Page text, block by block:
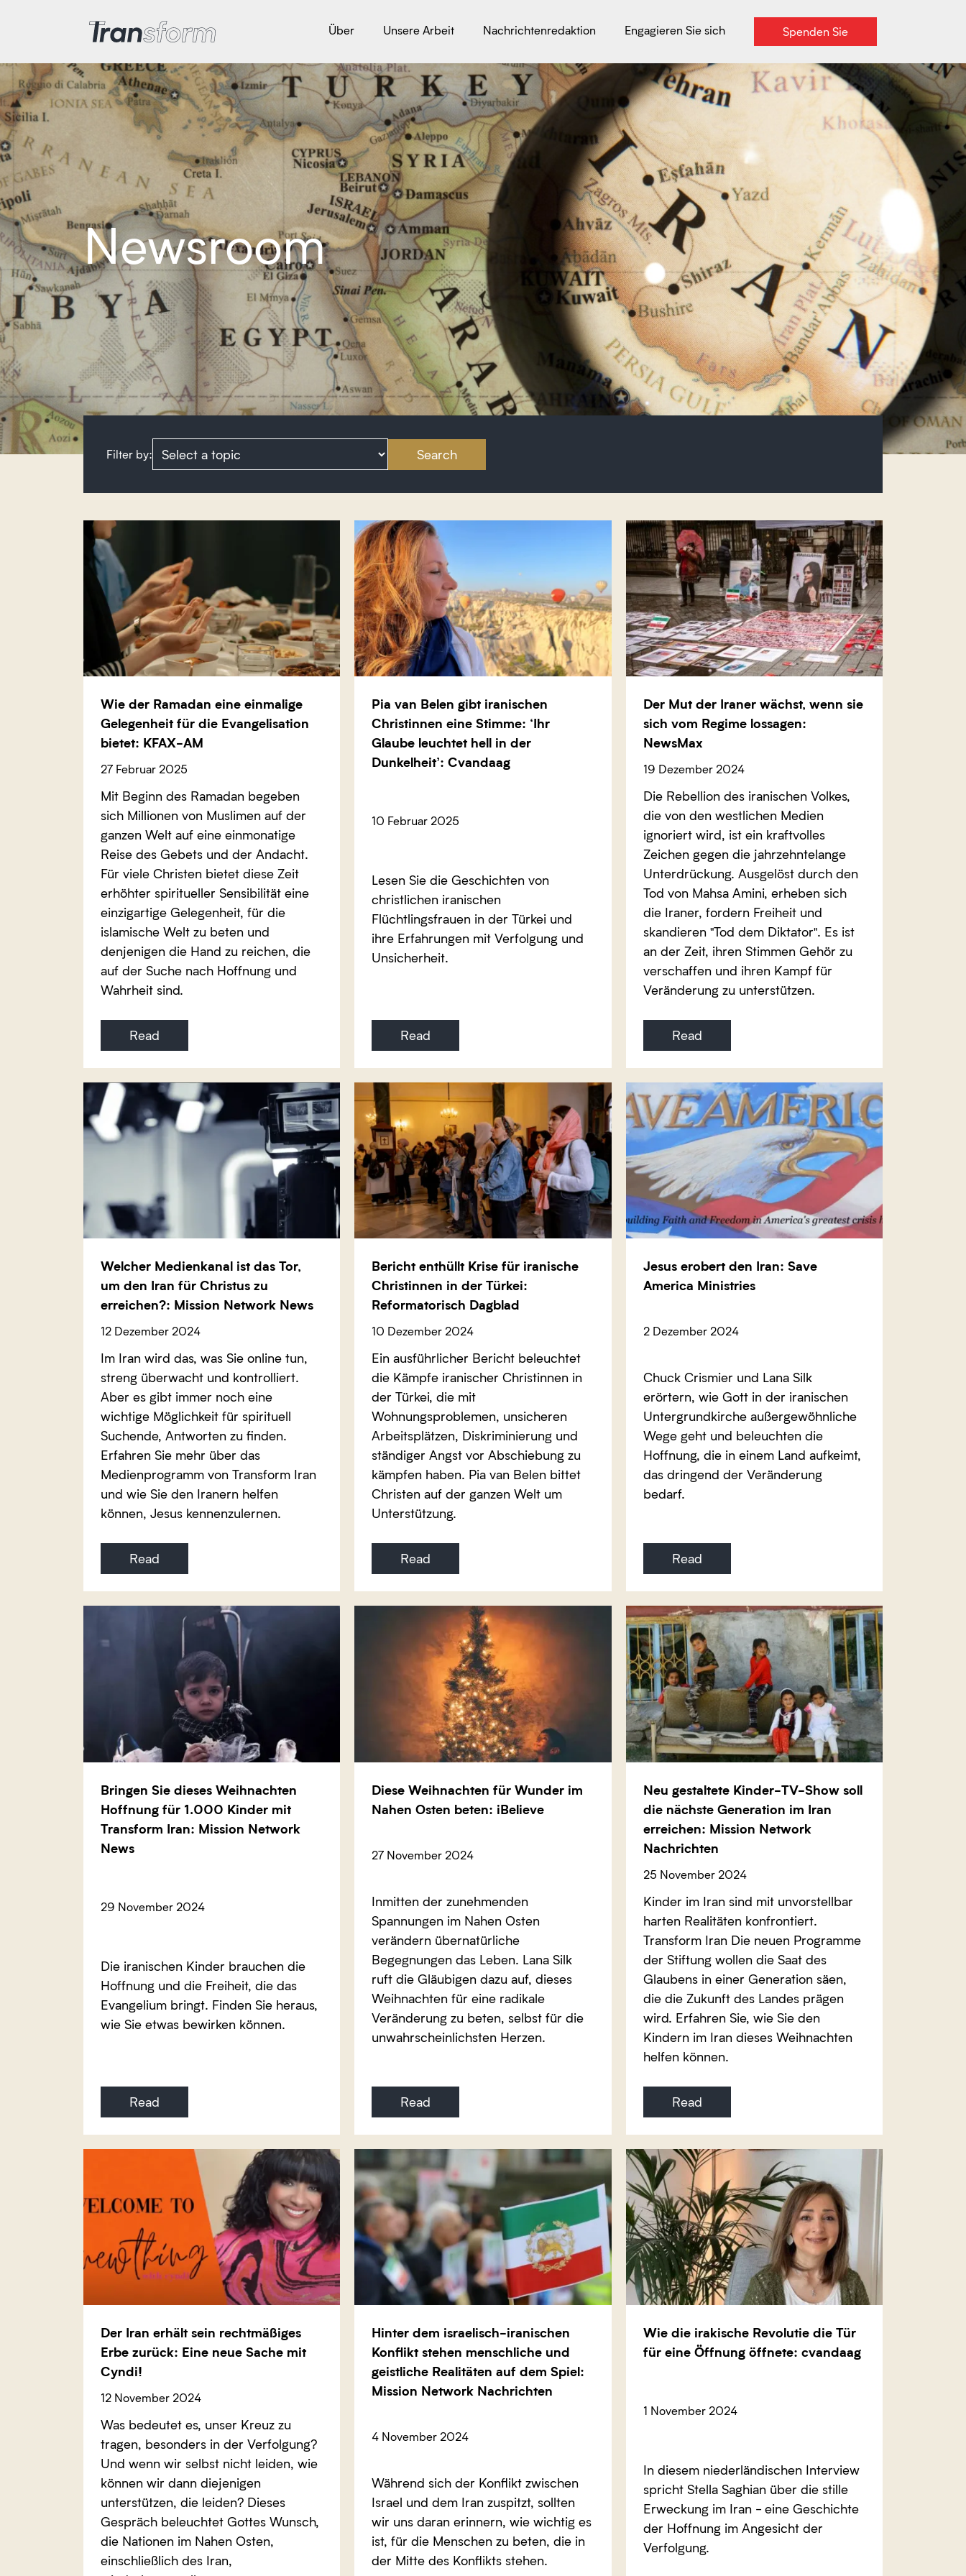
Transform Iran Über Unsere Arbeit Nachrichtenredaktion Engagieren Sie sich Spenden Sie
Newsroom
Filter by: Select a topic to filter by:
Wie der Ramadan eine einmalige
Gelegenheit für die Evangelisation
bietet: KFAX-AM
27 Februar 2025
Mit Beginn des Ramadan begeben
sich Millionen von Muslimen auf der
ganzen Welt auf eine einmonatige
Reise des Gebets und der Andacht.
Für viele Christen bietet diese Zeit
erhöhter spiritueller Sensibilität eine
einzigartige Gelegenheit, für die
islamische Welt zu beten und
denjenigen die Hand zu reichen, die
auf der Suche nach Hoffnung und
Wahrheit sind.
Read
Pia van Belen gibt iranischen
Christinnen eine Stimme: ‘Ihr
Glaube leuchtet hell in der
Dunkelheit’: Cvandaag
10 Februar 2025
Lesen Sie die Geschichten von
christlichen iranischen
Flüchtlingsfrauen in der Türkei und
ihre Erfahrungen mit Verfolgung und
Unsicherheit.
Read
Der Mut der Iraner wächst, wenn sie
sich vom Regime lossagen:
NewsMax
19 Dezember 2024
Die Rebellion des iranischen Volkes,
die von den westlichen Medien
ignoriert wird, ist ein kraftvolles
Zeichen gegen die jahrzehntelange
Unterdrückung. Ausgelöst durch den
Tod von Mahsa Amini, erheben sich
die Iraner, fordern Freiheit und
skandieren "Tod dem Diktator". Es ist
an der Zeit, ihren Stimmen Gehör zu
verschaffen und ihren Kampf für
Veränderung zu unterstützen.
Read
Welcher Medienkanal ist das Tor,
um den Iran für Christus zu
erreichen?: Mission Network News
12 Dezember 2024
Im Iran wird das, was Sie online tun,
streng überwacht und kontrolliert.
Aber es gibt immer noch eine
wichtige Möglichkeit für spirituell
Suchende, Antworten zu finden.
Erfahren Sie mehr über das
Medienprogramm von Transform Iran
und wie Sie den Iranern helfen
können, Jesus kennenzulernen.
Read
Bericht enthüllt Krise für iranische
Christinnen in der Türkei:
Reformatorisch Dagblad
10 Dezember 2024
Ein ausführlicher Bericht beleuchtet
die Kämpfe iranischer Christinnen in
der Türkei, die mit
Wohnungsproblemen, unsicheren
Arbeitsplätzen, Diskriminierung und
ständiger Angst vor Abschiebung zu
kämpfen haben. Pia van Belen bittet
Christen auf der ganzen Welt um
Unterstützung.
Read
Jesus erobert den Iran: Save
America Ministries
2 Dezember 2024
Chuck Crismier und Lana Silk
erörtern, wie Gott in der iranischen
Untergrundkirche außergewöhnliche
Wege geht und beleuchten die
Hoffnung, die in einem Land aufkeimt,
das dringend der Veränderung
bedarf.
Read
Bringen Sie dieses Weihnachten
Hoffnung für 1.000 Kinder mit
Transform Iran: Mission Network
News
29 November 2024
Die iranischen Kinder brauchen die
Hoffnung und die Freiheit, die das
Evangelium bringt. Finden Sie heraus,
wie Sie etwas bewirken können.
Read
Diese Weihnachten für Wunder im
Nahen Osten beten: iBelieve
27 November 2024
Inmitten der zunehmenden
Spannungen im Nahen Osten
verändern übernatürliche
Begegnungen das Leben. Lana Silk
ruft die Gläubigen dazu auf, dieses
Weihnachten für eine radikale
Veränderung zu beten, selbst für die
unwahrscheinlichsten Herzen.
Read
Neu gestaltete Kinder-TV-Show soll
die nächste Generation im Iran
erreichen: Mission Network
Nachrichten
25 November 2024
Kinder im Iran sind mit unvorstellbar
harten Realitäten konfrontiert.
Transform Iran Die neuen Programme
der Stiftung wollen die Saat des
Glaubens in einer Generation säen,
die die Zukunft des Landes prägen
wird. Erfahren Sie, wie Sie den
Kindern im Iran dieses Weihnachten
helfen können.
Read
Der Iran erhält sein rechtmäßiges
Erbe zurück: Eine neue Sache mit
Cyndi!
12 November 2024
Was bedeutet es, unser Kreuz zu
tragen, besonders in der Verfolgung?
Und wenn wir selbst nicht leiden, wie
können wir dann diejenigen
unterstützen, die leiden? Dieses
Gespräch beleuchtet Gottes Wunsch,
die Nationen im Nahen Osten,
einschließlich des Iran,
Hinter dem israelisch-iranischen
Konflikt stehen menschliche und
geistliche Realitäten auf dem Spiel:
Mission Network Nachrichten
4 November 2024
Während sich der Konflikt zwischen
Israel und dem Iran zuspitzt, sollten
wir uns daran erinnern, wie wichtig es
ist, für die Menschen zu beten, die in
der Mitte des Konflikts stehen.
Wie die irakische Revolutie die Tür
für eine Öffnung öffnete: cvandaag
1 November 2024
In diesem niederländischen Interview
spricht Stella Saghian über die stille
Erweckung im Iran - eine Geschichte
der Hoffnung im Angesicht der
Verfolgung.